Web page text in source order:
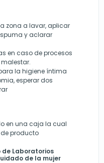
zona a lavar, aplicar
y aclarar
en caso de procesos
la higiene íntima
esperar dos
en una caja la cual
de producto
de Laboratorios
de la mujer